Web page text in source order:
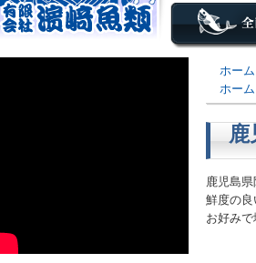
ホーム
ホーム
鹿児島
鮮度の良
お好み